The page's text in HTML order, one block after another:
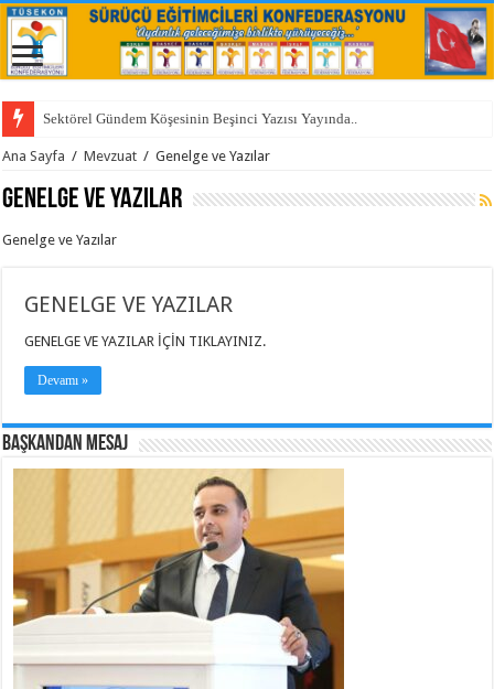
Sektörel Gündem Köşesinin Beşinci Yazısı Yayında..
Sektörel Gündem’in Dördüncü Yazısı Yayında
Ana Sayfa / Mevzuat / Genelge ve Yazılar
Genelge ve Yazılar
Genelge ve Yazılar
GENELGE VE YAZILAR
GENELGE VE YAZILAR İÇİN TIKLAYINIZ.
Devamı »
BAŞKANDAN MESAJ